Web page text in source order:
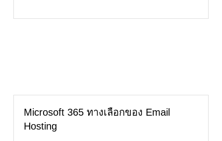
Microsoft 365 ทางเลือกของ Email
Hosting